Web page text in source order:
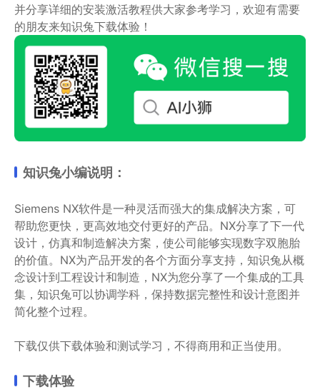
并分享详细的安装激活教程供大家参考学习，欢迎有需要
的朋友来知识兔下载体验！
知识兔小编说明：
Siemens NX软件是一种灵活而强大的集成解决方案，可
帮助您更快，更高效地交付更好的产品。NX分享了下一代
设计，仿真和制造解决方案，使公司能够实现数字双胞胎
的价值。NX为产品开发的各个方面分享支持，知识兔从概
念设计到工程设计和制造，NX为您分享了一个集成的工具
集，知识兔可以协调学科，保持数据完整性和设计意图并
简化整个过程。
下载仅供下载体验和测试学习，不得商用和正当使用。
下载体验